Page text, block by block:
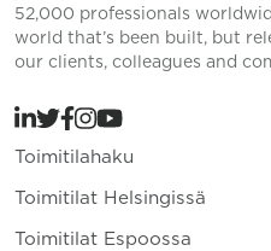
52,000 professionals
world that’s been built, but
our clients, colleagues and
Toimitilahaku
Toimitilat Helsingissä
Toimitilat Espoossa